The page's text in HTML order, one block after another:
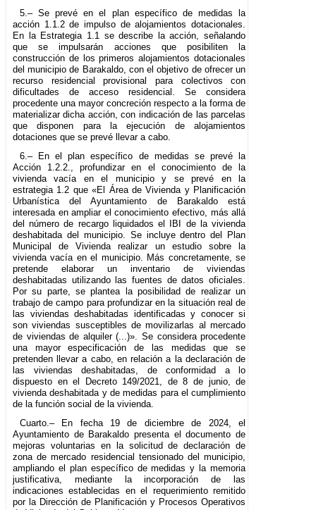
5.– Se prevé en el plan específico de medidas la
acción 1.1.2 de impulso de alojamientos dotacionales.
En la Estrategia 1.1 se describe la acción, señalando
que se impulsarán acciones que posibiliten la
construcción de los primeros alojamientos dotacionales
del municipio de Barakaldo, con el objetivo de ofrecer un
recurso residencial provisional para colectivos con
dificultades de acceso residencial. Se considera
procedente una mayor concreción respecto a la forma de
materializar dicha acción, con indicación de las parcelas
que disponen para la ejecución de alojamientos
dotaciones que se prevé llevar a cabo.
6.– En el plan específico de medidas se prevé la
Acción 1.2.2., profundizar en el conocimiento de la
vivienda vacía en el municipio y se prevé en la
estrategia 1.2 que «El Área de Vivienda y Planificación
Urbanística del Ayuntamiento de Barakaldo está
interesada en ampliar el conocimiento efectivo, más allá
del número de recargo liquidados el IBI de la vivienda
deshabitada del municipio. Se incluye dentro del Plan
Municipal de Vivienda realizar un estudio sobre la
vivienda vacía en el municipio. Más concretamente, se
pretende elaborar un inventario de viviendas
deshabitadas utilizando las fuentes de datos oficiales.
Por su parte, se plantea la posibilidad de realizar un
trabajo de campo para profundizar en la situación real de
las viviendas deshabitadas identificadas y conocer si
son viviendas susceptibles de movilizarlas al mercado
de viviendas de alquiler (...)». Se considera procedente
una mayor especificación de las medidas que se
pretenden llevar a cabo, en relación a la declaración de
las viviendas deshabitadas, de conformidad a lo
dispuesto en el Decreto 149/2021, de 8 de junio, de
vivienda deshabitada y de medidas para el cumplimiento
de la función social de la vivienda.
Cuarto.– En fecha 19 de diciembre de 2024, el
Ayuntamiento de Barakaldo presenta el documento de
mejoras voluntarias en la solicitud de declaración de
zona de mercado residencial tensionado del municipio,
ampliando el plan específico de medidas y la memoria
justificativa, mediante la incorporación de las
indicaciones establecidas en el requerimiento remitido
por la Dirección de Planificación y Procesos Operativos